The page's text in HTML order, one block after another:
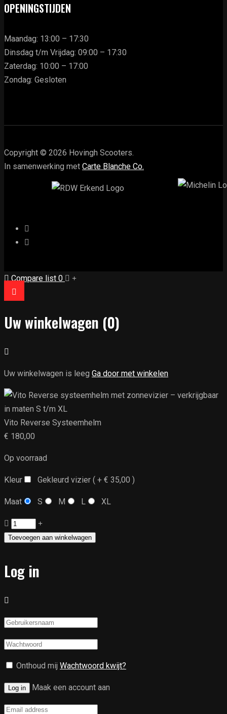
OPENINGSTIJDEN
Maandag: 13:00 – 17:30
Dinsdag t/m Vrijdag: 09:00 – 17:30
Zaterdag: 10:00 – 17:00
Zondag: Gesloten
Copyright © 2026 Hovingh Scooters.
In samenwerking met Carte Blanche Co.
Compare list 0
Uw winkelwagen (0)
Uw winkelwagen is leeg Ga door met winkelen
Vito Reverse Systeemhelm
€ 180,00
Op voorraad
Kleur Gekleurd vizier ( + € 35,00 )
Maat S M L XL
Vito
Reverse
aantal
Toevoegen aan winkelwagen
Log in
Onthoud mij Wachtwoord kwijt?
Log in Maak een account aan